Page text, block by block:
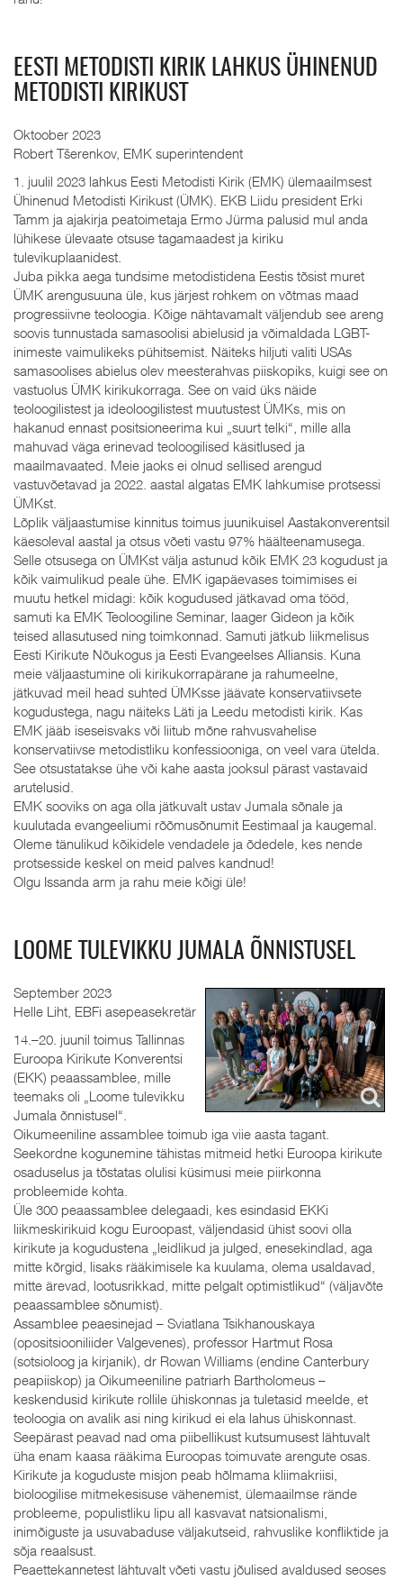
EESTI METODISTI KIRIK LAHKUS ÜHINENUD
METODISTI KIRIKUST
Oktoober 2023
Robert Tšerenkov, EMK superintendent
1. juulil 2023 lahkus Eesti Metodisti Kirik (EMK) ülemaailmsest
Ühinenud Metodisti Kirikust (ÜMK). EKB Liidu president Erki
Tamm ja ajakirja peatoimetaja Ermo Jürma palusid mul anda
lühikese ülevaate otsuse tagamaadest ja kiriku
tulevikuplaanidest.
Juba pikka aega tundsime metodistidena Eestis tõsist muret
ÜMK arengusuuna üle, kus järjest rohkem on võtmas maad
progressiivne teoloogia. Kõige nähtavamalt väljendub see areng
soovis tunnustada samasoolisi abielusid ja võimaldada LGBT-
inimeste vaimulikeks pühitsemist. Näiteks hiljuti valiti USAs
samasoolises abielus olev meesterahvas piiskopiks, kuigi see on
vastuolus ÜMK kirikukorraga. See on vaid üks näide
teoloogilistest ja ideoloogilistest muutustest ÜMKs, mis on
hakanud ennast positsioneerima kui „suurt telki“, mille alla
mahuvad väga erinevad teoloogilised käsitlused ja
maailmavaated. Meie jaoks ei olnud sellised arengud
vastuvõetavad ja 2022. aastal algatas EMK lahkumise protsessi
ÜMKst.
Lõplik väljaastumise kinnitus toimus juunikuisel Aastakonverentsil
käesoleval aastal ja otsus võeti vastu 97% häälteenamusega.
Selle otsusega on ÜMKst välja astunud kõik EMK 23 kogudust ja
kõik vaimulikud peale ühe. EMK igapäevases toimimises ei
muutu hetkel midagi: kõik kogudused jätkavad oma tööd,
samuti ka EMK Teoloogiline Seminar, laager Gideon ja kõik
teised allasutused ning toimkonnad. Samuti jätkub liikmelisus
Eesti Kirikute Nõukogus ja Eesti Evangeelses Alliansis. Kuna
meie väljaastumine oli kirikukorrapärane ja rahumeelne,
jätkuvad meil head suhted ÜMKsse jäävate konservatiivsete
kogudustega, nagu näiteks Läti ja Leedu metodisti kirik. Kas
EMK jääb iseseisvaks või liitub mõne rahvusvahelise
konservatiivse metodistliku konfessiooniga, on veel vara ütelda.
See otsustatakse ühe või kahe aasta jooksul pärast vastavaid
arutelusid.
EMK sooviks on aga olla jätkuvalt ustav Jumala sõnale ja
kuulutada evangeeliumi rõõmusõnumit Eestimaal ja kaugemal.
Oleme tänulikud kõikidele vendadele ja õdedele, kes nende
protsesside keskel on meid palves kandnud!
Olgu Issanda arm ja rahu meie kõigi üle!
LOOME TULEVIKKU JUMALA ÕNNISTUSEL
September 2023
Helle Liht, EBFi asepeasekretär
14.–20. juunil toimus Tallinnas
Euroopa Kirikute Konverentsi
(EKK) peaassamblee, mille
teemaks oli „Loome tulevikku
Jumala õnnistusel“.
Oikumeeniline assamblee toimub iga viie aasta tagant.
Seekordne kogunemine tähistas mitmeid hetki Euroopa kirikute
osaduselus ja tõstatas olulisi küsimusi meie piirkonna
probleemide kohta.
Üle 300 peaassamblee delegaadi, kes esindasid EKKi
liikmeskirikuid kogu Euroopast, väljendasid ühist soovi olla
kirikute ja kogudustena „leidlikud ja julged, enesekindlad, aga
mitte kõrgid, lisaks rääkimisele ka kuulama, olema usaldavad,
mitte ärevad, lootusrikkad, mitte pelgalt optimistlikud“ (väljavõte
peaassamblee sõnumist).
Assamblee peaesinejad – Sviatlana Tsikhanouskaya
(opositsiooniliider Valgevenes), professor Hartmut Rosa
(sotsioloog ja kirjanik), dr Rowan Williams (endine Canterbury
peapiiskop) ja Oikumeeniline patriarh Bartholomeus –
keskendusid kirikute rollile ühiskonnas ja tuletasid meelde, et
teoloogia on avalik asi ning kirikud ei ela lahus ühiskonnast.
Seepärast peavad nad oma piibellikust kutsumusest lähtuvalt
üha enam kaasa rääkima Euroopas toimuvate arengute osas.
Kirikute ja koguduste misjon peab hõlmama kliimakriisi,
bioloogilise mitmekesisuse vähenemist, ülemaailmse rände
probleeme, populistliku lipu all kasvavat natsionalismi,
inimõiguste ja usuvabaduse väljakutseid, rahvuslike konfliktide ja
sõja reaalsust.
Peaettekannetest lähtuvalt võeti vastu jõulised avaldused seoses